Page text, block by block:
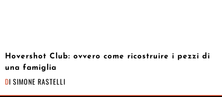
Hovershot Club: ovvero come ricostruire i pezzi di
una famiglia
DI SIMONE RASTELLI